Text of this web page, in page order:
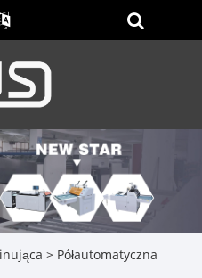
> Półautomatyczna